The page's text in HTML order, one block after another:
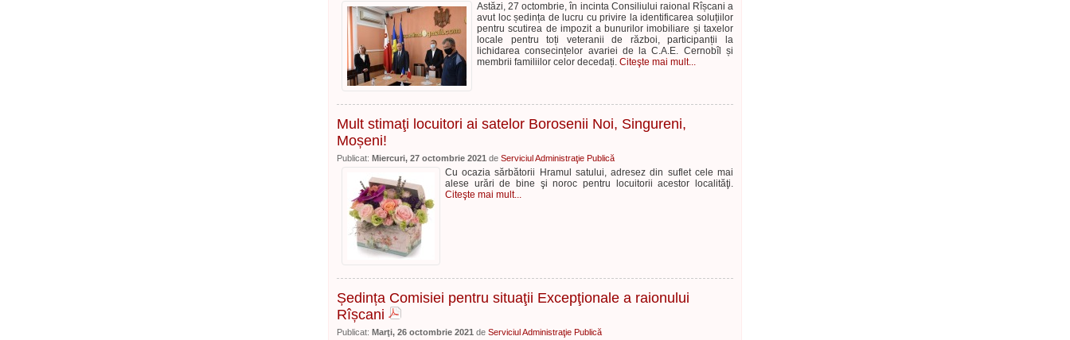
Astăzi, 27 octombrie, în incinta Consiliului raional Rîșcani a
avut loc ședința de lucru cu privire la identificarea soluțiilor
pentru scutirea de impozit a bunurilor imobiliare și taxelor
locale pentru toți veteranii de război, participanții la
lichidarea consecințelor avariei de la C.A.E. Cernobîl și
membrii familiilor celor decedați. Citeşte mai mult...
Mult stimaţi locuitori ai satelor Borosenii Noi, Singureni,
Moșeni!
Publicat: Miercuri, 27 octombrie 2021 de Serviciul Administraţie Publică
Cu ocazia sărbătorii Hramul satului, adresez din suflet cele mai
alese urări de bine şi noroc pentru locuitorii acestor localităţi.
Citeşte mai mult...
Ședința Comisiei pentru situaţii Excepţionale a raionului
Rîșcani
Publicat: Marţi, 26 octombrie 2021 de Serviciul Administraţie Publică